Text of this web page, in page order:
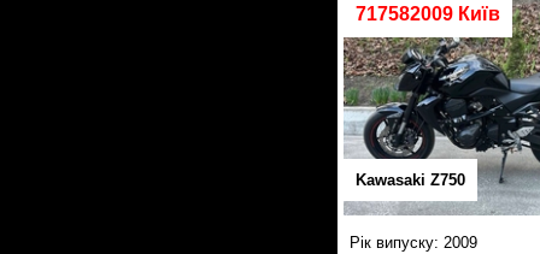
717582009 Київ
Kawasaki Z750
Рік випуску: 2009